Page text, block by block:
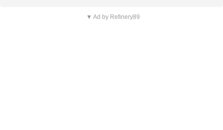
▼ Ad by Refinery89